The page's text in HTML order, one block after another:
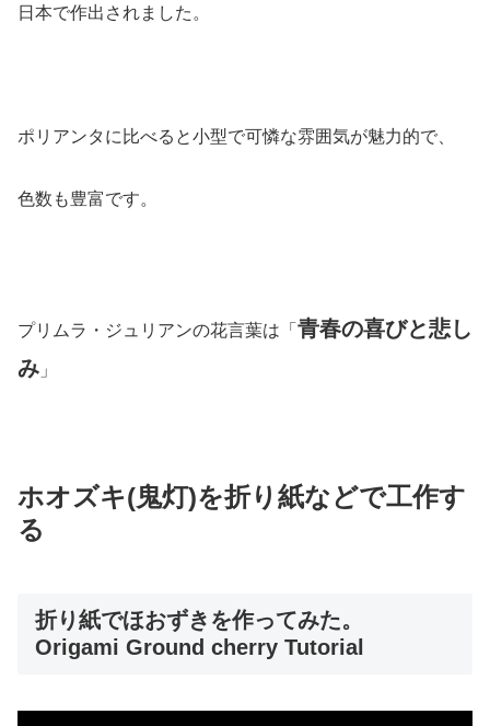
日本で作出されました。
ポリアンタに比べると小型で可憐な雰囲気が魅力的で、
色数も豊富です。
プリムラ・ジュリアンの花言葉は「 青春の喜びと悲し
み 」
ホオズキ(鬼灯)を折り紙などで工作す
る
折り紙でほおずきを作ってみた。
Origami Ground cherry Tutorial